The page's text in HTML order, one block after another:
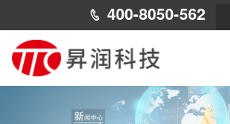
400-8050-562